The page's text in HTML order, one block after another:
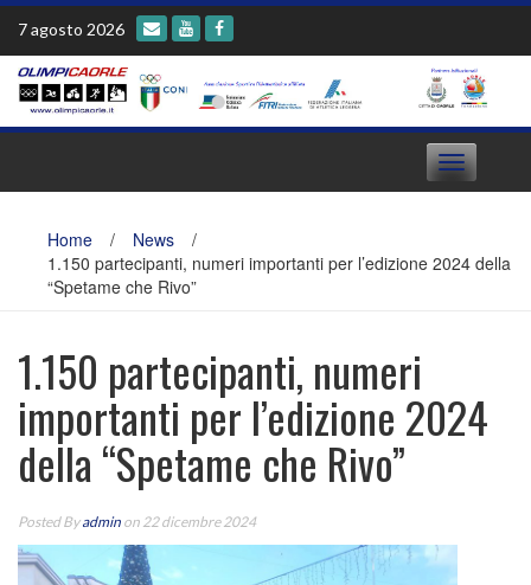
Skip
content
7 agosto 2026
Toggle
navigation
Home / News
/
1.150 partecipanti, numeri importanti per l’edizione 2024 della
“Spetame che Rivo”
1.150 partecipanti, numeri
importanti per l’edizione 2024
della “Spetame che Rivo”
Posted Byadmin on 22 dicembre 2024